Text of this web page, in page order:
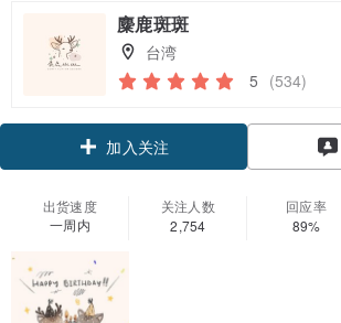
麋鹿斑斑
台湾
5 (534)
加入关注
出货速度
一周内
关注人数
2,754
回应率
89%